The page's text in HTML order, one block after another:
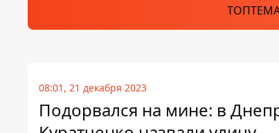
08:01, 21 декабря 2023
Подорвался на мине: в